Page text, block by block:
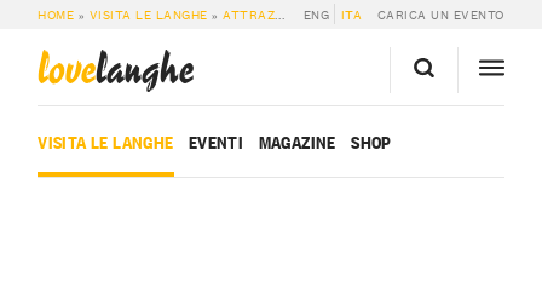
HOME » VISITA LE LANGHE »ATTRAZIONI »LA PARROCCHIALE DELLA
ENG ITA CARICA UN EVENTO
lovelanghe
VISITA LE LANGHE EVENTI MAGAZINE SHOP